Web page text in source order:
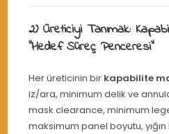
2) Üreticiyi Tanımak:
“Hedef Süreç Penceresi”
Her üreticinin bir kapabilite
iz/ara, minimum delik ve
mask clearance, minimum
maksimum panel boyutu, yığın